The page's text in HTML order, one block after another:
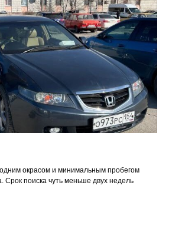
окрасом и минимальным пробегом
Срок поиска чуть меньше двух недель